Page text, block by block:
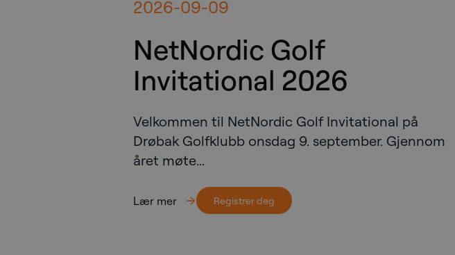
2026-09-09
NetNordic Golf
Invitational 2026
Velkommen til NetNordic Golf Invitational på
Drøbak Golfklubb onsdag 9. september. Gjennom
året møte...
Lær mer Registrer deg